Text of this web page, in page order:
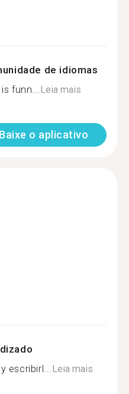
de idiomas
funn...Leia mais
Baixe o aplicativo
escribirl...Leia mais